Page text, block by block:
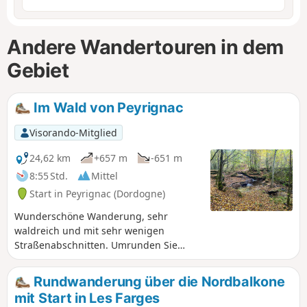
Andere Wandertouren in dem
Gebiet
Im Wald von Peyrignac
Visorando-Mitglied
24,62 km
+657 m
-651 m
8:55 Std.
Mittel
Start in Peyrignac (Dordogne)
Wunderschöne Wanderung, sehr
waldreich und mit sehr wenigen
Straßenabschnitten. Umrunden Sie
Peyrignac und seine Weiler und
genießen Sie die Ruhe des Waldes.
Rundwanderung über die Nordbalkone
mit Start in Les Farges